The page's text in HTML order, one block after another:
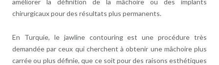
améliorer la définition de la mâchoire ou des implants
chirurgicaux pour des résultats plus permanents.
En Turquie, le jawline contouring est une procédure très
demandée par ceux qui cherchent à obtenir une mâchoire plus
carrée ou plus définie, que ce soit pour des raisons esthétiques